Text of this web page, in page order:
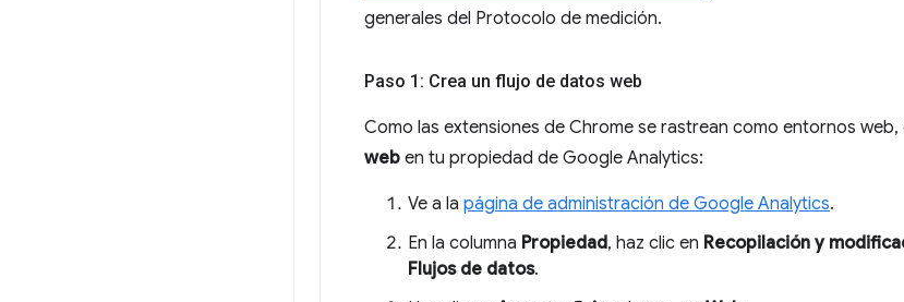
generales del Protocolo de medición.
Paso 1: Crea un flujo de datos web
Como las extensiones de Chrome se rastrean como entornos
web en tu propiedad de Google Analytics:
Ve a la página de administración de Google Analytics.
En la columna Propiedad, haz clic en Recopilación y
Flujos de datos.